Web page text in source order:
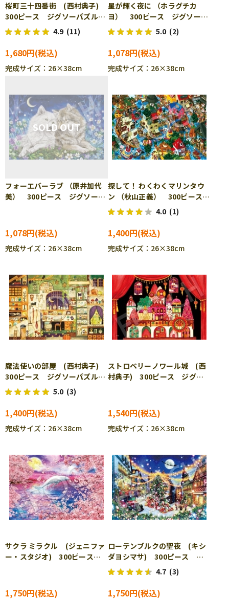
桜町三十四番街 (西村典子)
300ピース ジグソーパズル
EPO-26-331 4.9 (11)
1,680円
完成サイズ：26×38cm
星が輝く夜に （ホラグチカ
ヨ） 300ピース ジグソーパ
ズル EPO-26-348s
5.0 (2)
1,078円
完成サイズ：26×38cm
フォーエバーラブ （原井加代
美） 300ピース ジグソーパ
1,078円
完成サイズ：26×38cm
探して！ わくわくマリンタウ
ン （秋山正義） 300ピース
ジグソーパズル EPO-28-
032s
4.0 (1)
1,400円
完成サイズ：26×38cm
魔法使いの部屋 (西村典子)
300ピース ジグソーパズル
EPO-28-036s 5.0 (3)
1,400円
完成サイズ：26×38cm
ストロベリーノワール城 (西
村典子) 300ピース ジグソ
1,540円
完成サイズ：26×38cm
サクラ ミラクル (ジェニファ
ー・スタジオ) 300ピース
1,750円
ローテンブルクの聖夜 (キシ
ダヨシマサ) 300ピース ジ
グソーパズル EPO-28-402s
4.7 (3)
1,750円